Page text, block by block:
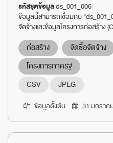
รหัสชุดข้อมูลds_001_006
ข้อมูลนี้สามารถเชื่อมกับ
จัดจ้างและข้อมูลโครงการก่อสร้าง
ก่อสร้าง จัดซื้อจัดจ้าง
โครงการภาครัฐ
CSV
JPEG
ข้อมูลตั้งต้น 31 มกราค